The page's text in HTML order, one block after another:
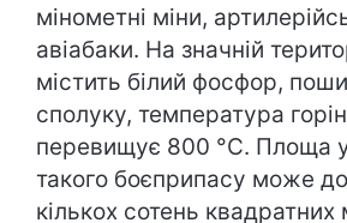
мінометні міни,
авіабаки. На значній
містить білий фосфор,
сполуку, температура
перевищує 800 °C. Площа
такого боєприпасу може
кількох сотень квадратних